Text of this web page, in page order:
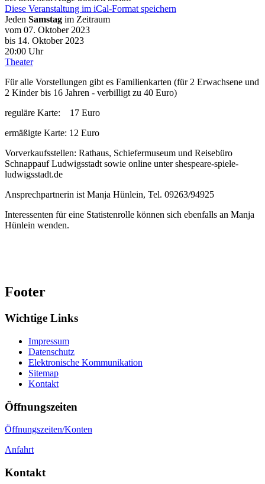
Diese Veranstaltung im iCal-Format speichern
Jeden Samstag im Zeitraum
vom 07. Oktober 2023
bis 14. Oktober 2023
20:00 Uhr
Theater
Für alle Vorstellungen gibt es Familienkarten (für 2 Erwachsene und
2 Kinder bis 16 Jahren - verbilligt zu 40 Euro)
reguläre Karte: 17 Euro
ermäßigte Karte: 12 Euro
Vorverkaufsstellen: Rathaus, Schiefermuseum und Reisebüro
Schnappauf Ludwigsstadt sowie online unter shespeare-spiele-
ludwigsstadt.de
Ansprechpartnerin ist Manja Hünlein, Tel. 09263/94925
Interessenten für eine Statistenrolle können sich ebenfalls an Manja
Hünlein wenden.
Footer
Wichtige Links
Impressum
Datenschutz
Elektronische Kommunikation
Sitemap
Kontakt
Öffnungszeiten
Öffnungszeiten/Konten
Anfahrt
Kontakt